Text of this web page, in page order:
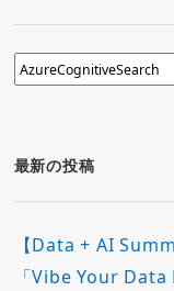
カ
テ
ー
最新の投稿
【Data + AI
「Vibe Your